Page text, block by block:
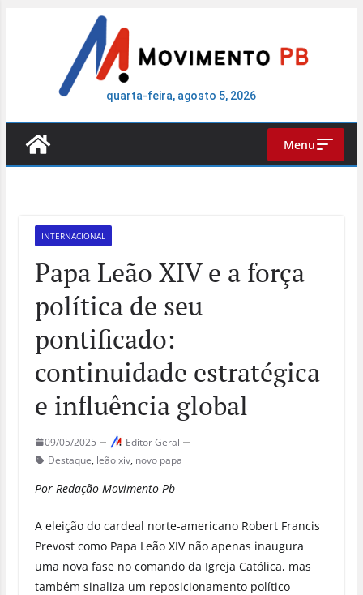
conteúdo
quarta-feira, agosto 5, 2026
Menu
INTERNACIONAL
Papa Leão XIV e a força
política de seu
pontificado:
continuidade estratégica
e influência global
09/05/2025
Editor Geral
Destaque, leão xiv, novo papa
Por Redação Movimento Pb
A eleição do cardeal norte-americano Robert Francis
Prevost como Papa Leão XIV não apenas inaugura
uma nova fase no comando da Igreja Católica, mas
também sinaliza um reposicionamento político